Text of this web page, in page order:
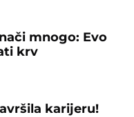
mnogo: Evo
krv
karijeru!